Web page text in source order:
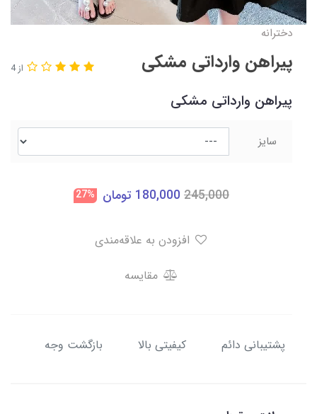
دخترانه
پیراهن وارداتی مشکی از 4
پیراهن وارداتی مشکی
سایز
245,000
180,000 تومان 27%
مقایسه
پشتیبانی دائم کیفیتی بالا بازگشت وجه